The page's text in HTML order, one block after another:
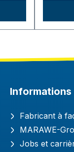
Informations
Fabricant à
MARAWE-
Jobs et